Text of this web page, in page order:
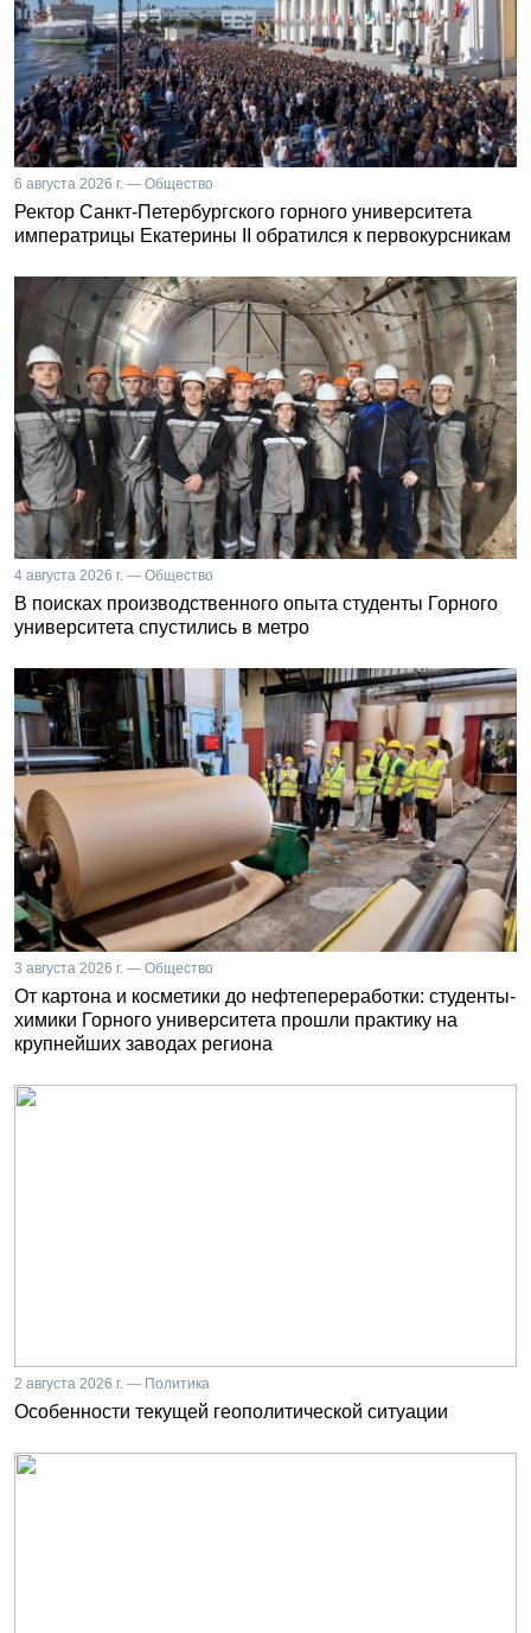
6 августа 2026 г. — Общество
Ректор Санкт-Петербургского горного университета
императрицы Екатерины II обратился к первокурсникам
4 августа 2026 г. — Общество
В поисках производственного опыта студенты Горного
университета спустились в метро
3 августа 2026 г. — Общество
От картона и косметики до нефтепереработки: студенты-
химики Горного университета прошли практику на
крупнейших заводах региона
2 августа 2026 г. — Политика
Особенности текущей геополитической ситуации